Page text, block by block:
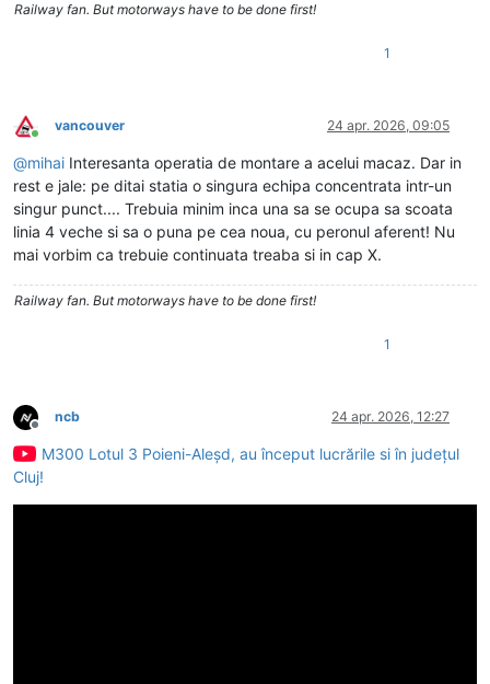
Railway fan. But motorways have to be done first!
1
Conectat
vancouver 24 apr. 2026, 09:05
@mihai Interesanta operatia de montare a acelui macaz. Dar in
rest e jale: pe ditai statia o singura echipa concentrata intr-un
singur punct.... Trebuia minim inca una sa se ocupa sa scoata
linia 4 veche si sa o puna pe cea noua, cu peronul aferent! Nu
mai vorbim ca trebuie continuata treaba si in cap X.
Railway fan. But motorways have to be done first!
1
Deconectat
ncb 24 apr. 2026, 12:27
M300 Lotul 3 Poieni-Aleșd, au început lucrările si în județul
Cluj!